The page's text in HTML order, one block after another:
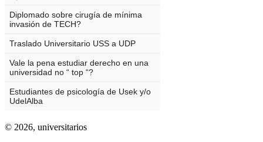
© 2026, universitarios